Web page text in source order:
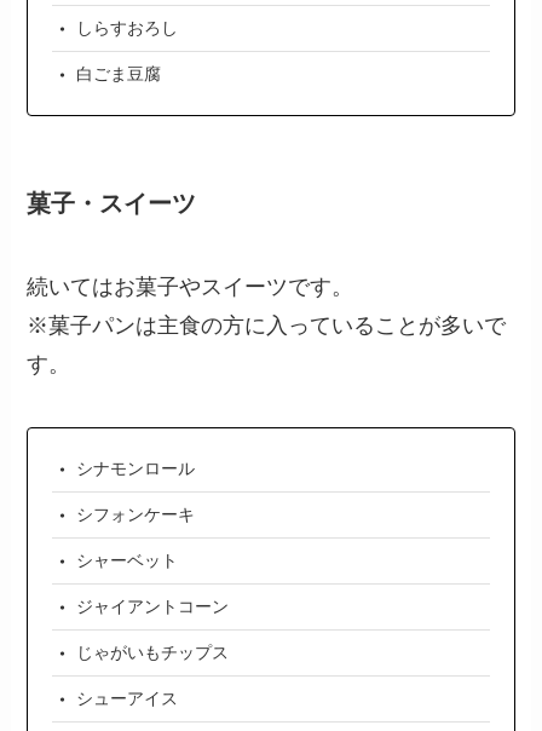
しらすおろし
白ごま豆腐
菓子・スイーツ
続いてはお菓子やスイーツです。
※菓子パンは主食の方に入っていることが多いで
す。
シナモンロール
シフォンケーキ
シャーベット
ジャイアントコーン
じゃがいもチップス
シューアイス